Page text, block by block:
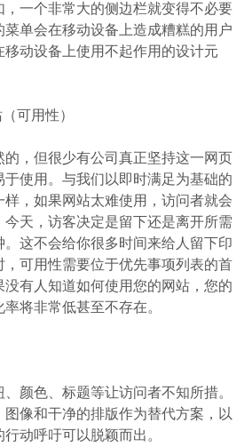
，一个非常大的侧边栏就变得不必要
单会在移动设备上造成糟糕的用户
动设备上使用不起作用的设计元
可用性）
，但很少有公司真正坚持这一网页
使用。与我们以即时满足为基础的
，如果网站太难使用，访问者就会
天，访客决定是留下还是离开所需
这不会给你很多时间来给人留下印
可用性需要位于优先事项列表的首
有人知道如何使用您的网站，您的
将非常低甚至不存在。
色、标题等让访问者不知所措。
像和干净的排版作为替代方案，以
动呼吁可以脱颖而出。